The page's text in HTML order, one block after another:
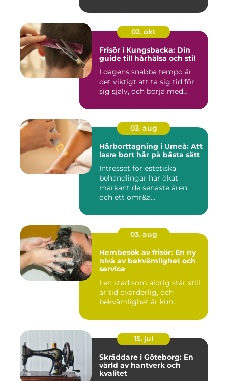
02. okt
Frisör i Kungsbacka: Din
guide till hårhälsa och stil
I dagens snabba tempo är
det viktigt att ta sig tid för
sig själv, och börja med...
03. aug
Hårborttagning i Umeå: Att
lasra bort hår på bästa sätt
Intresset för estetiska
behandlingar har ökat
markant de senaste åren,
och ett omr&a...
03. aug
Hembesök av frisör: En ny
nivå av bekvämlighet och
service
I en stad som aldrig står still
är tid ovärderlig, och
bekvämlighet är kun...
15. jul
Skräddare i Göteborg: En
värld av hantverk och
kvalitet